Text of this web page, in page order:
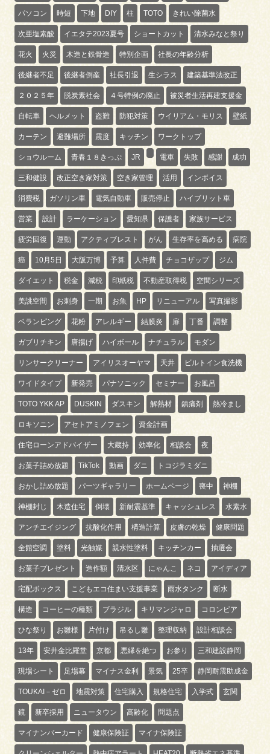
パソコン 時短 下地 DIY 柱 TOTO きれい除菌水
次亜塩素酸 イエタテ2023夏号 ショートカット 清水みなと祭り
花火 火災 木造と鉄骨造 特別企画 社長の年齢分析
後継者不足 後継者倒産 社長引退 生シラス 建築基準法改正
２０２５年 脱炭素社会 ４号特例の廃止 被災者生活再建支援金
自転車 ヘルメット 盗難 防犯対策 ウイリアム・モリス 壁紙
カーテン 避難場所 震度 キッチン ワークトップ
ショウルーム 青春１８きっぷ JR 電車 失敗 感謝 成功
三和健設 改正空き家対策 空き家管理 活用 インボイス
消費税 ガソリン車 電気自動車 販売停止 ハイブリット車
営業 設計 ラーケーション 愛知県 保護者 家族サービス
疲労回復 運動 アクティブレスト がん 生存率を高める 病院
癌 10月5日 大阪万博 予算 人件費 チョコザップ ジム
ダイエット 税金 減税 印紙税 不動産取得税 空間シリーズ
美誂空間 お刺身 一期 お魚 HP リニューアル 写真撮影
ベランピング 花粉 アレルギー 結膜炎 扉 丁番 調整
ガブリチキン 唐揚げ ハイボール ナチュラル モダン
リンサークリーナー アイリスオーヤマ 天井 ビルトイン食洗機
ワイドタイプ 新発売 パナソニック セミナー お風呂
TOTO YKK AP DUSKIN ダスキン 解熱材 鎮痛剤 熱冷まし
ロキソニン アセトアミノフェン 資金計画
住宅ローンアドバイザー 大蔵持 効率化 相談会 夜
お菓子詰め放題 TikTok 動画 ダニ トコジラミダニ
おかし詰め放題 パーツギャラリー ホームページ 喪中 神棚
神棚封じ 木造住宅 倒壊 新耐震基準 キャッシュレス 水素水
アンチエイジング 抗酸化作用 構造計算 皮膚の乾燥 健康問題
全館空調 塗料 光触媒 親水性塗料 キッチンカー 抽選会
お菓子プレゼント 造作額 清水区 にゃんこ ネコ アイディア
宅配ボックス こどもエコ住まい支援事業 雨水タンク 断水
構造 コーヒーの種類 ブラジル キリマンジャロ コロンビア
ひな祭り お雛様 片付け 吊るし雛 整理収納 設計相談会
13年 安井金比羅堂 京都 悪縁を絶つ お参り 三和建設静岡
現場シート 足場幕 マイナス金利 景気 25卒 静岡耐震助成金
TOUKAI－ゼロ 地震対策 住宅購入 規格住宅 入学式 玄関
鏡 新卒採用 ニュータウン 高齢化 問題点
マイナンバーカード 健康保険証 マイナ保険証